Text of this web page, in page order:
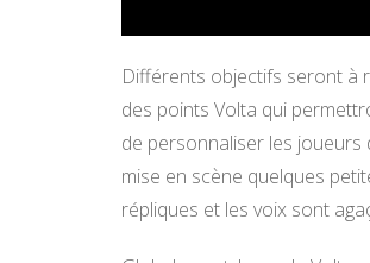
Différents objectifs seront à
des points Volta qui
de personnaliser les joueurs
mise en scène quelques
répliques et les voix sont